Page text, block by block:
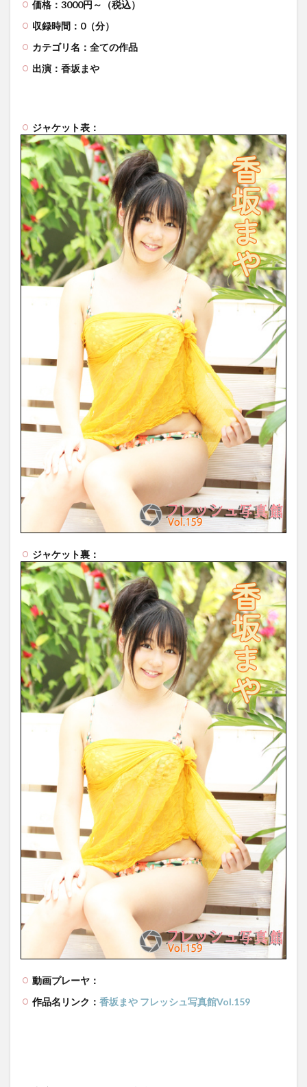
価格：3000円～（税込）
収録時間：0（分）
カテゴリ名：全ての作品
出演：香坂まや
ジャケット表：
ジャケット裏：
動画プレーヤ：
作品名リンク： 香坂まや フレッシュ写真館Vol.159